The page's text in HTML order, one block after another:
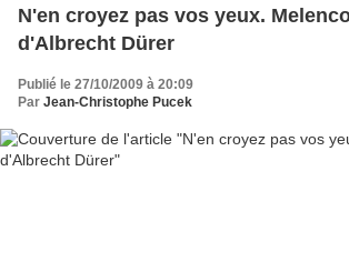
N'en croyez pas vos yeux.
d'Albrecht Dürer
Publié le 27/10/2009 à 20:09
Par Jean-Christophe Pucek